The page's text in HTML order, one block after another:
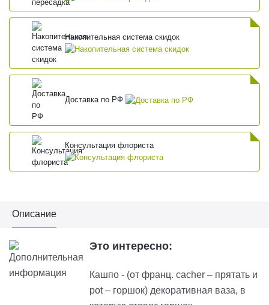
Накопительная система скидок
Доставка по РФ
Консультация флориста
Описание
Это интересно:
Кашпо - (от франц. cacher – прятать и
pot – горшок) декоративная ваза, в